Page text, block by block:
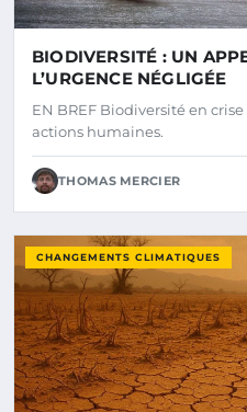
BIODIVERSITÉ : UN
L’URGENCE NÉGLIGÉE
EN BREF Biodiversité en
actions humaines.
THOMAS MERCIER
CHANGEMENTS CLIMATIQUES